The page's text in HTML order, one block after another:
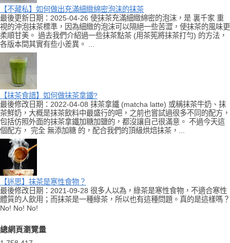
【不藏私】如何做出充滿細緻綿密泡沫的抹茶
最後更新日期：2025-04-26 使抹茶充滿細緻綿密的泡沫，是 裏千家 重
視的沖泡抹茶標準，因為細緻的泡沫可以隔絕一些苦澀，使抹茶的風味更
柔順甘美。 過去我們介紹過一些抹茶點茶 (用茶筅將抹茶打勻) 的方法，
各版本間其實有些小差異。 ...
【抹茶食譜】如何做抹茶拿鐵?
最後修改日期：2022-04-08 抹茶拿鐵 (matcha latte) 或稱抹茶牛奶、抹
茶鮮奶，大概是抹茶飲料中最盛行的吧，之前也嘗試過很多不同的配方，
包括仿照外面的抹茶拿鐵加糖加鹽的，都沒讓自己很滿意。 不過今天這
個配方， 完全 無添加糖 的，配合我們的頂級烘焙抹茶，...
【迷思】抹茶是寒性食物？
最後修改日期：2021-09-28 很多人以為，綠茶是寒性食物，不適合寒性
體質的人飲用；而抹茶是一種綠茶，所以也有這種問題。真的是這樣嗎？
No! No! No!
總網頁瀏覽量